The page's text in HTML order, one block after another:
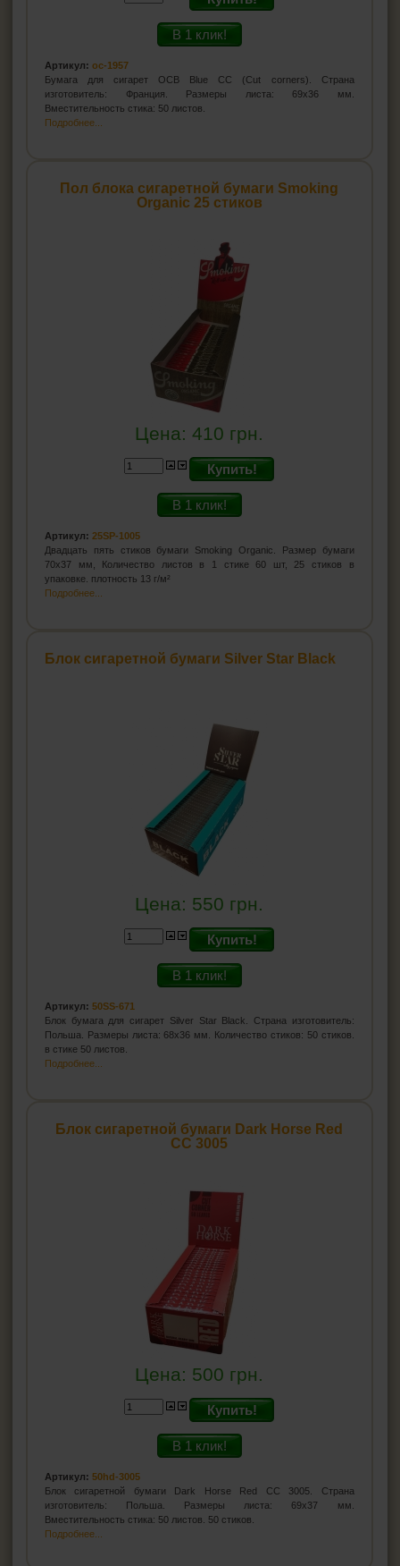
В 1 клик!
Артикул: oc-1957
Бумага для сигарет OCB Blue CC (Cut corners). Страна
изготовитель: Франция. Размеры листа: 69x36 мм.
Вместительность стика: 50 листов.
Подробнее...
Пол блока сигаретной бумаги Smoking
Organic 25 стиков
Цена:410 грн.
Купить!
В 1 клик!
Артикул: 25SP-1005
Двадцать пять стиков бумаги Smoking Organic. Размер бумаги
70х37 мм, Количество листов в 1 стике 60 шт, 25 стиков в
упаковке. плотность 13 г/м²
Подробнее...
Блок сигаретной бумаги Silver Star Black
Цена: 550 грн.
Купить!
В 1 клик!
Артикул: 50SS-671
Блок бумага для сигарет Silver Star Black. Страна изготовитель:
Польша. Размеры листа: 68х36 мм. Количество стиков: 50 стиков.
в стике 50 листов.
Подробнее...
Блок сигаретной бумаги Dark Horse Red
CC 3005
Цена: 500 грн.
Купить!
В 1 клик!
Артикул: 50hd-3005
Блок сигаретной бумаги Dark Horse Red CC 3005. Страна
изготовитель: Польша. Размеры листа: 69х37 мм.
Вместительность стика: 50 листов. 50 стиков.
Подробнее...